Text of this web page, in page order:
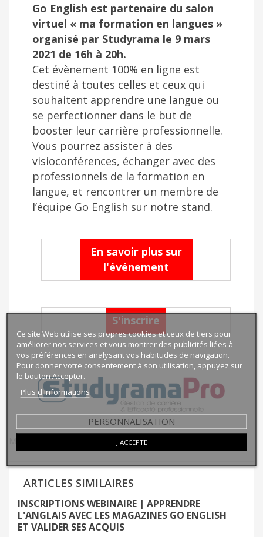
Go English est partenaire du salon
virtuel « ma formation en langues »
organisé par Studyrama le 9 mars
2021 de 16h à 20h.
Cet évènement 100% en ligne est
destiné à toutes celles et ceux qui
souhaitent apprendre une langue ou
se perfectionner dans le but de
booster leur carrière professionnelle.
Vous pourrez assister à des
visioconférences, échanger avec des
professionnels de la formation en
langue, et rencontrer un membre de
l’équipe Go English sur notre stand.
En savoir plus sur
l'événement
S'inscrire
Publié dans:Professionnels des langues
ARTICLES SIMILAIRES
INSCRIPTIONS WEBINAIRE | APPRENDRE
L'ANGLAIS AVEC LES MAGAZINES GO ENGLISH
ET VALIDER SES ACQUIS
Ce site Web utilise ses propres cookies et ceux de tiers pour
améliorer nos services et vous montrer des publicités liées à
vos préférences en analysant vos habitudes de navigation.
Pour donner votre consentement à son utilisation, appuyez sur
le bouton Accepter.
Plus d'informations
PERSONNALISATION
J'ACCEPTE